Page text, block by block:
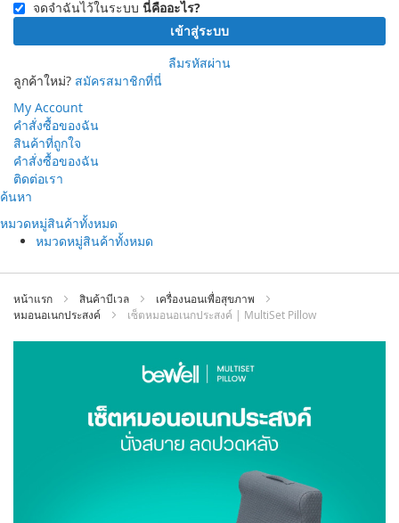
จดจำฉันไว้ในระบบ นี่คืออะไร?
เข้าสู่ระบบ
ลืมรหัสผ่าน
ลูกค้าใหม่? สมัครสมาชิกที่นี่
My Account
คำสั่งซื้อของฉัน
สินค้าที่ถูกใจ
คำสั่งซื้อของฉัน
ติดต่อเรา
ข้าม
ที่
เนื้อหา
ค้นหา
หมวดหมู่สินค้าทั้งหมด
หมวดหมู่สินค้าทั้งหมด
หน้าแรก สินค้าบีเวล
เครื่องนอนเพื่อสุขภาพ
หมอนอเนกประสงค์
เซ็ตหมอนอเนกประสงค์ | MultiSet Pillow